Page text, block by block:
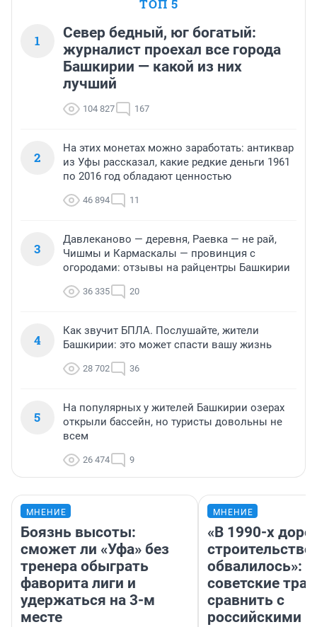
ТОП 5
1
Север бедный, юг богатый:
журналист проехал все города
Башкирии — какой из них
лучший
104 827 167
2
На этих монетах можно заработать: антиквар
из Уфы рассказал, какие редкие деньги 1961
по 2016 год обладают ценностью
46 894 11
3
Давлеканово — деревня, Раевка — не рай,
Чишмы и Кармаскалы — провинция с
огородами: отзывы на райцентры Башкирии
36 335 20
4
Как звучит БПЛА. Послушайте, жители
Башкирии: это может спасти вашу жизнь
28 702 36
5
На популярных у жителей Башкирии озерах
открыли бассейн, но туристы довольны не
всем
26 474 9
МНЕНИЕ
Боязнь высоты:
сможет ли «Уфа» без
тренера обыграть
фаворита лиги и
удержаться на 3-м
месте
МНЕНИЕ
«В 1990-х
строительство
обвалилось»:
советские
сравнить с
российскими